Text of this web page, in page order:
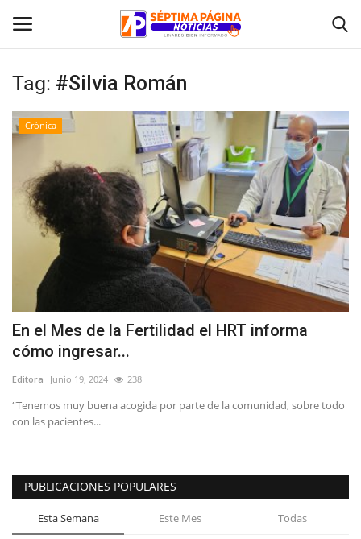
Inicio
Policial
Tribunales
Deporte
Política
Espectáculos
Tag: #Silvia Román
Crónica
En el Mes de la Fertilidad el HRT informa
cómo ingresar...
Editora Junio 19, 2024 238
“Tenemos muy buena acogida por parte de la comunidad, sobre todo
con las pacientes...
PUBLICACIONES POPULARES
Esta Semana Este Mes Todas